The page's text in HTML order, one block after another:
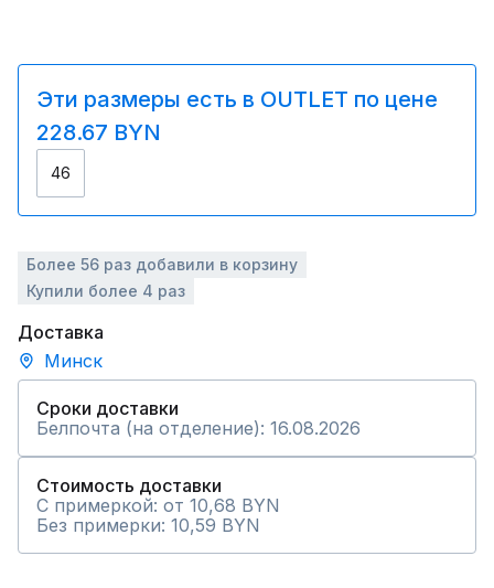
Эти размеры есть в OUTLET по цене
228.67 BYN
46
Более 56 раз добавили в корзину
Купили более 4 раз
Доставка
Минск
Сроки доставки
Белпочта (на отделение): 16.08.2026
Стоимость доставки
С примеркой: от 10,68 BYN
Без примерки: 10,59 BYN